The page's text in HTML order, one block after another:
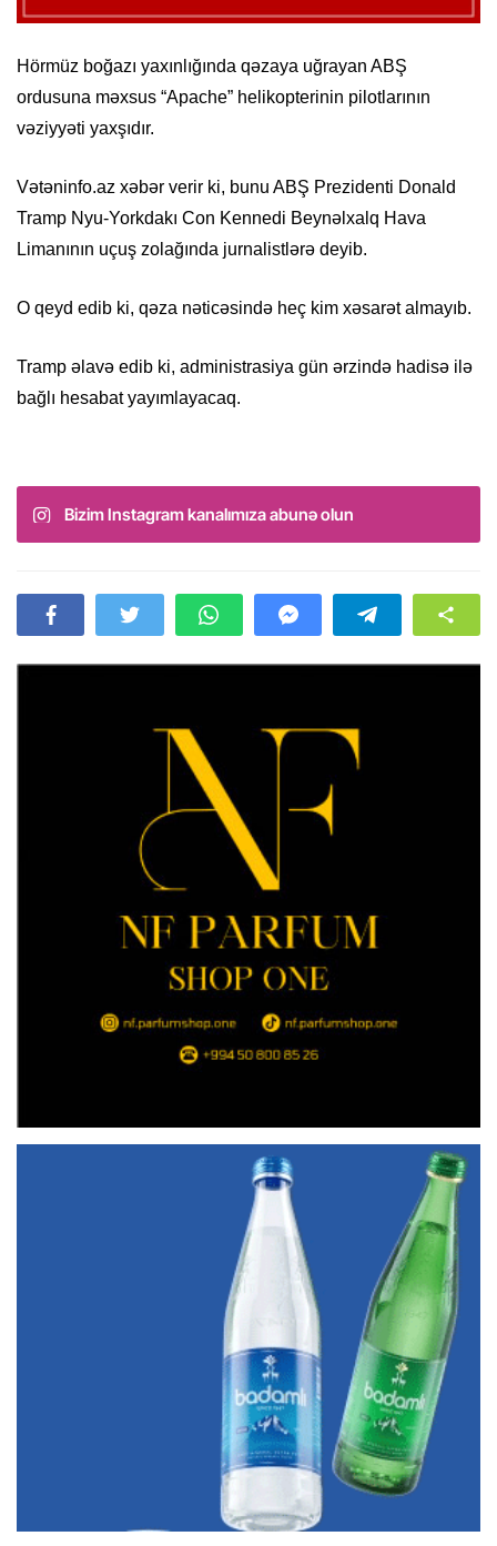
Hörmüz boğazı yaxınlığında qəzaya uğrayan ABŞ
ordusuna məxsus “Apache” helikopterinin pilotlarının
vəziyyəti yaxşıdır.
Vətəninfo.az xəbər verir ki, bunu ABŞ Prezidenti Donald
Tramp Nyu-Yorkdakı Con Kennedi Beynəlxalq Hava
Limanının uçuş zolağında jurnalistlərə deyib.
O qeyd edib ki, qəza nəticəsində heç kim xəsarət almayıb.
Tramp əlavə edib ki, administrasiya gün ərzində hadisə ilə
bağlı hesabat yayımlayacaq.
Bizim Instagram kanalımıza abunə olun